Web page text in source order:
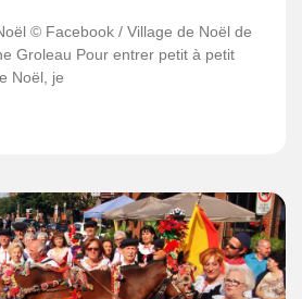
© Facebook / Village de Noël de
Groleau Pour entrer petit à petit
Noël, je